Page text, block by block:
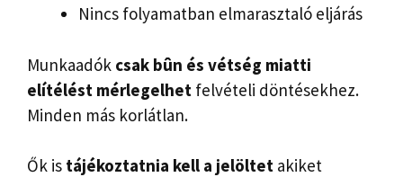
Nincs folyamatban elmarasztaló eljárás
Munkaadók csak bûn és vétség miatti
elítélést mérlegelhet felvételi döntésekhez.
Minden más korlátlan.
Ők is tájékoztatnia kell a jelöltet akiket